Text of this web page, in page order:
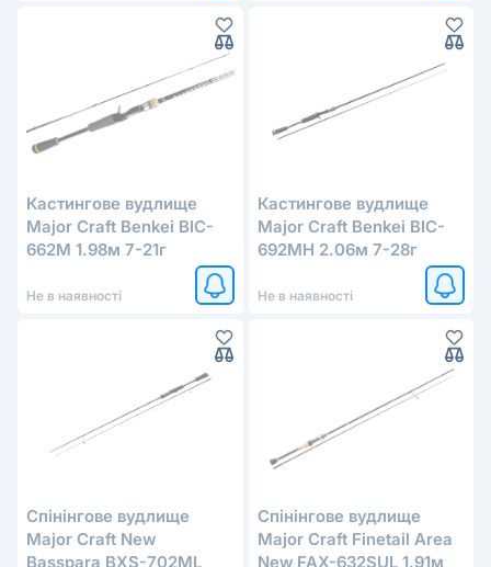
Кастингове вудлище
Major Craft Benkei BIC-
662M 1.98м 7-21г
Не в наявності
Кастингове вудлище
Major Craft Benkei BIC-
692MH 2.06м 7-28г
Не в наявності
Спінінгове вудлище
Major Craft New
Basspara BXS-702ML
Спінінгове вудлище
Major Craft Finetail Area
New FAX-632SUL 1.91м